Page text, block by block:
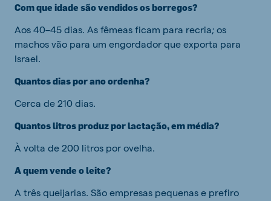
Com que idade são vendidos os borregos?
Aos 40–45 dias. As fêmeas ficam para recria; os
machos vão para um engordador que exporta para
Israel.
Quantos dias por ano ordenha?
Cerca de 210 dias.
Quantos litros produz por lactação, em média?
À volta de 200 litros por ovelha.
A quem vende o leite?
A três queijarias. São empresas pequenas e prefiro